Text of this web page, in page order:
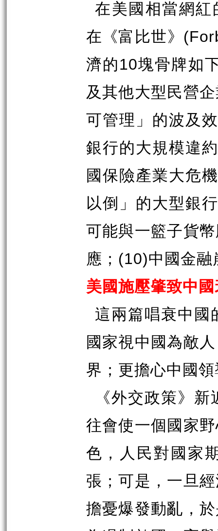
在美國相當網
在《富比世》
濟的10塊骨牌如
及其他大型民營
可管理」的波及
銀行的大規模違
國保險產業大危
以倒」的大型銀
可能與一籃子貨
應； (10)中國金融
美國施壓肇致中
這兩篇唱衰中國
國家視中國為敵
界；更擔心中國
《外交政策》
往會使一個國家
色，人民對國家
張；可是，一旦
擔憂爆發動亂，